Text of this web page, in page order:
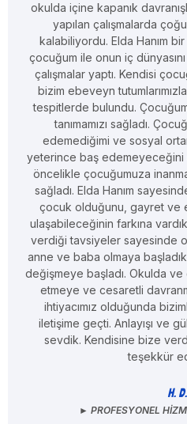
okulda içine kapanık
yapılan çalışmalarda
kalabiliyordu. Elda Hanım
çocuğum ile onun iç
çalışmalar yaptı. Kendisi
bizim ebeveyn
tespitlerde bulundu.
tanımamızı sağladı.
edemediğimi ve sosyal
yeterince baş edemeyeceğini
öncelikle çocuğumuza
sağladı. Elda Hanım
çocuk olduğunu, gayret ve
ulaşabileceğinin farkına
verdiği tavsiyeler sayesinde
anne ve baba olmaya
değişmeye başladı. Okulda
etmeye ve cesaretli
ihtiyacımız olduğunda
iletişime geçti. Anlayışı ve
sevdik. Kendisine bize
teşekkür
H. D.
► PROFESYONEL